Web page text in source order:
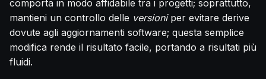
comporta in modo affidabile tra i progetti; soprattutto,
mantieni un controllo delle versioniper evitare derive
dovute agli aggiornamenti software; questa semplice
modifica rende il risultato facile, portando a risultati più
fluidi.